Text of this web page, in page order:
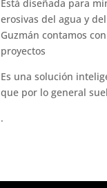
Está diseñada para
erosivas del agua y
Guzmán contamos
proyectos
Es una solución
que por lo general
.